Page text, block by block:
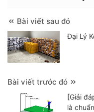
Bài viết sau đó
Đại Lý
Bài viết trước đó
[Giải
là